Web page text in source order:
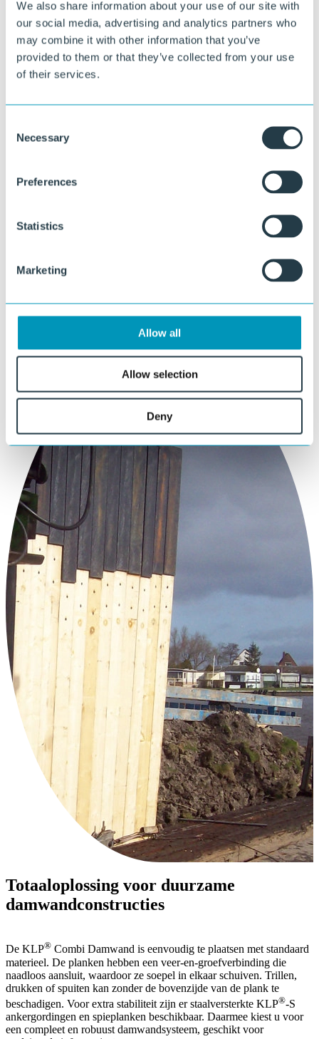
We also share information about your use of our site with
our social media, advertising and analytics partners who
may combine it with other information that you’ve
provided to them or that they’ve collected from your use
of their services.
Selection
Necessary
Preferences
Statistics
Marketing
Allow all
Allow selection
Deny
toekomst?
Met KLP
oplossingen bouwen we samen aan een duurzame
toekomst. Onze experts staan altijd klaar om met u mee te denken.
Stel uw vraag
of bel direct:
+31 515 487 630
Totaaloplossing voor duurzame
damwandconstructies
De KLP® Combi Damwand is eenvoudig te plaatsen met standaard
materieel. De planken hebben een veer-en-groefverbinding die
naadloos aansluit, waardoor ze soepel in elkaar schuiven. Trillen,
drukken of spuiten kan zonder de bovenzijde van de plank te
beschadigen. Voor extra stabiliteit zijn er staalversterkte KLP®-S
ankergordingen en spieplanken beschikbaar. Daarmee kiest u voor
een compleet en robuust damwandsysteem, geschikt voor